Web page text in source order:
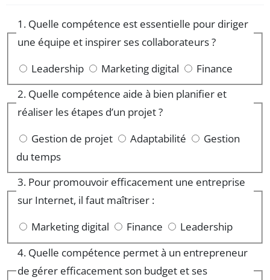
1. Quelle compétence est essentielle pour diriger
une équipe et inspirer ses collaborateurs ?
Leadership
Marketing digital
Finance
2. Quelle compétence aide à bien planifier et
réaliser les étapes d’un projet ?
Gestion de projet
Adaptabilité
Gestion
du temps
3. Pour promouvoir efficacement une entreprise
sur Internet, il faut maîtriser :
Marketing digital
Finance
Leadership
4. Quelle compétence permet à un entrepreneur
de gérer efficacement son budget et ses